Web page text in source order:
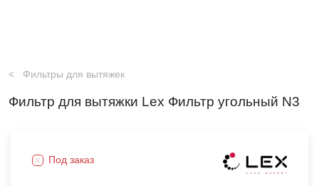
Фильтры для вытяжек
Фильтр для вытяжки Lex Фильтр угольный N3
Под заказ